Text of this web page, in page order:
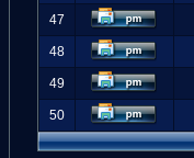
47
48
49
50